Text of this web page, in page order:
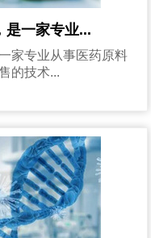
是一家专业...
家专业从事医药原料
的技术...